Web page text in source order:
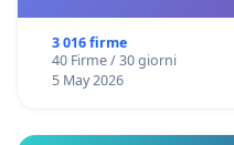
3 016 firme
40 Firme / 30 giorni
5 May 2026